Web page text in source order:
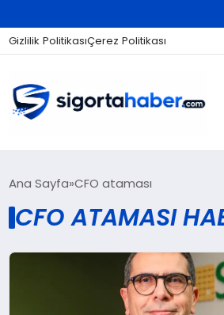
Gizlilik PolitikasıÇerez Politikası
SIGORTA
Ana Sayfa CFO ataması
CFO ATAMASI